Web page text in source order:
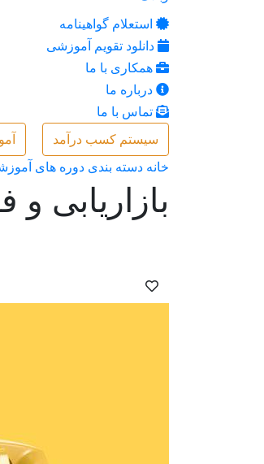
استعلام گواهینامه
دانلود تقویم آموزشی
همکاری با ما
درباره ما
تماس با ما
سیستم کسب درآمد
خانه دسته بندی دوره های
بازاریابی